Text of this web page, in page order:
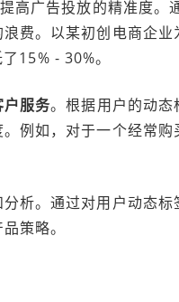
高广告投放的精准度。
费。以某初创电商企
15% - 30%。
户服务。根据用户的动
例如，对于一个经常
析。通过对用户动态
策略。